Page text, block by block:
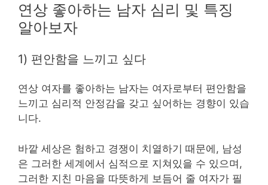
연상 좋아하는 남자 심리 및 특징
알아보자
1) 편안함을 느끼고 싶다
연상 여자를 좋아하는 남자는 여자로부터 편안함을
느끼고 심리적 안정감을 갖고 싶어하는 경향이 있습
니다.
바깥 세상은 험하고 경쟁이 치열하기 때문에, 남성
은 그러한 세계에서 심적으로 지쳐있을 수 있으며,
그러한 지친 마음을 따뜻하게 보듬어 줄 여자가 필